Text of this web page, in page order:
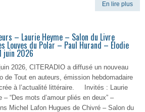
En lire plus
– Laurie Heyme – Salon du Livre
Louves du Polar – Paul Hurand – Élodie
juin 2026
2026, CITERADIO a diffusé un nouveau
de Tout en auteurs, émission hebdomadaire
à l’actualité littéraire. Invités : Laurie
– “Des mots d’amour pliés en deux” –
Michel Lafon Hugues de Chivré – Salon du